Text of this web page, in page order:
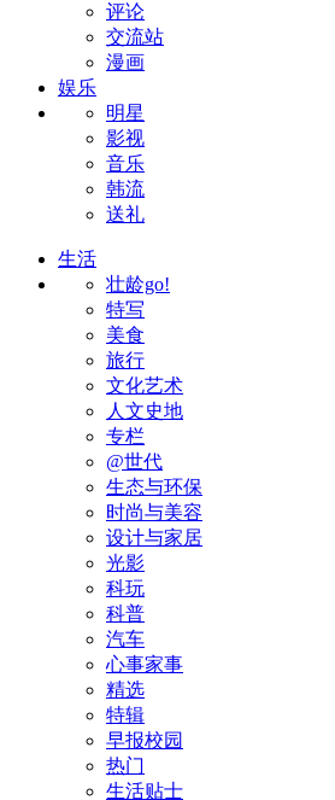
评论
交流站
漫画
娱乐
明星
影视
音乐
韩流
送礼
生活
壮龄go!
特写
美食
旅行
文化艺术
人文史地
专栏
@世代
生态与环保
时尚与美容
设计与家居
光影
科玩
科普
汽车
心事家事
精选
特辑
早报校园
热门
生活贴士